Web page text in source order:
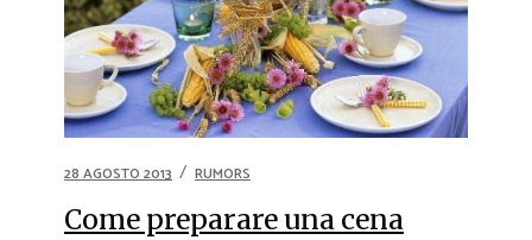
28 AGOSTO 2013 RUMORS
Come preparare una cena